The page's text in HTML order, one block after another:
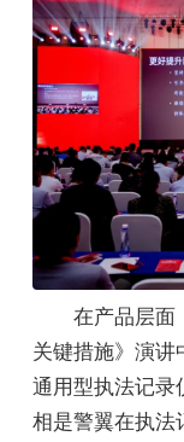
在产品层面，
关键措施》演讲
通用型执法记录
相是警翼在执法